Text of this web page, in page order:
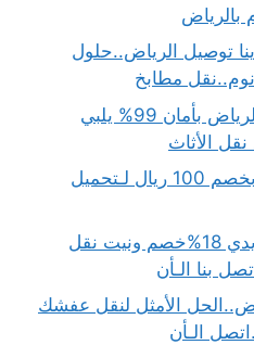
بالرياض
توصيل الرياض..حلول
مطابخ
دينا تشيل اثاث مستعمل بالرياض بأمان 99% يلبي
دينه تحميل عفش الرياض بخصم 100 ريال لـتحميل
ونيت نقل عفش حي السويدي 18%خصم ونيت نقل
بنا الـأن
الأمثل لنقل عفشك